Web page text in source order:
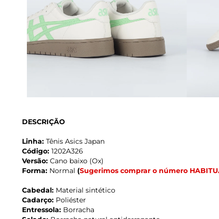
DESCRIÇÃO
Linha: Tênis Asics Japan
Código: 1202A326
Versão: Cano baixo (Ox)
Forma: Normal (Sugerimos comprar o número
Cabedal: Material sintético
Cadarço: Poliéster
Entressola: Borracha